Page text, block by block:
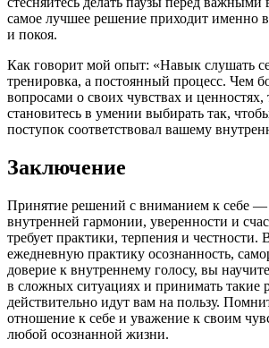
самое лучшее решение приходит
и покоя.
Как говорит мой опыт: «Навык слушать
тренировка, а постоянный процесс. Чем
вопросами о своих чувствах и
становитесь в умении выбирать так,
поступок соответствовал вашему
Заключение
Принятие решений с вниманием к себе —
внутренней гармонии, уверенности и
требует практики, терпения и честности.
ежедневную практику осознанность,
доверие к внутреннему голосу, вы
в сложных ситуациях и принимать такие
действительно идут вам на пользу.
отношение к себе и уважение к своим
любой осознанной жизни.